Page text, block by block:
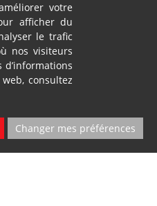
votre
afficher du
le trafic
nos visiteurs
consultez
Changer mes préférences